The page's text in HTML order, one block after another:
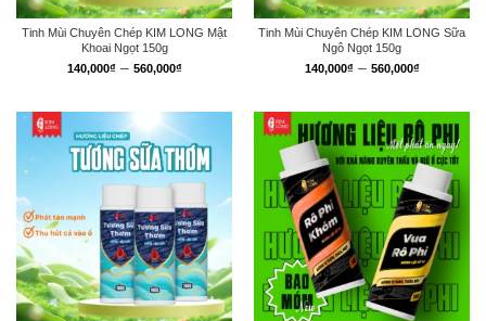
Tinh Mùi Chuyên Chép KIM LONG Mật
Khoai Ngọt 150g
140,000₫ – 560,000₫Khoảng
140,000₫
560,000₫
Tinh Mùi Chuyên Chép KIM LONG Sữa
Ngô Ngọt 150g
140,000₫ – 560,000₫Khoảng
140,000₫
đến
560,000₫